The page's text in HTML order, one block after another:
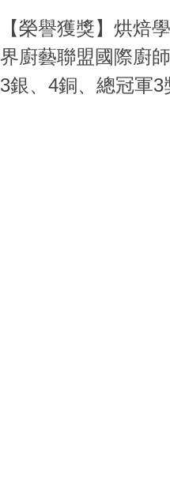
【榮譽獲獎】烘焙
界廚藝聯盟國際廚
3銀、4銅、總冠軍3